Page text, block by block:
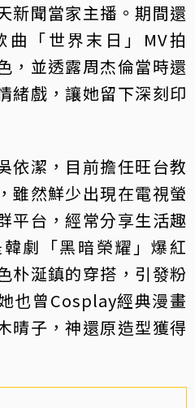
新聞當家主播。期間還
「世界末日」MV拍
，並透露周杰倫當時還
緒戲，讓她留下深刻印
依潔，目前擔任旺台教
雖然鮮少出現在電視螢
平台，經常分享生活趣
劇「黑暗榮耀」爆紅
朴涎鎮的穿搭，引發粉
也曾Cosplay經典漫畫
晴子，神還原造型獲得